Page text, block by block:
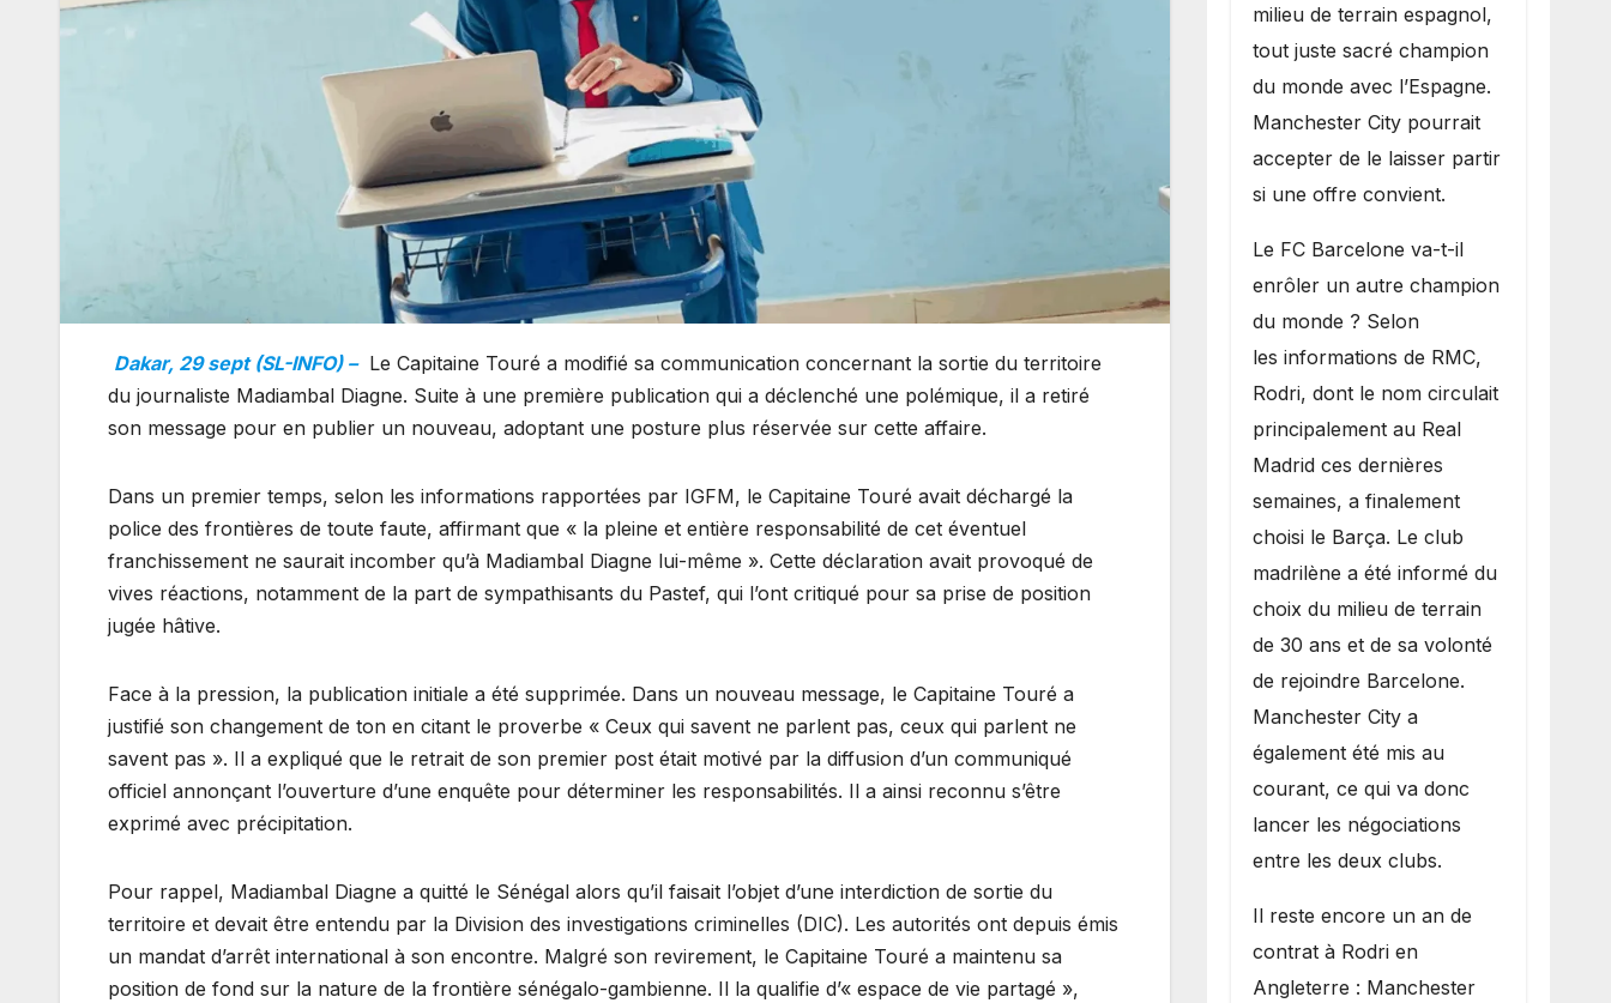
Dakar, 29 sept (SL-INFO) – Le Capitaine Touré a modifié sa communication concernant la sortie du territoire
du journaliste Madiambal Diagne. Suite à une première publication qui a déclenché une polémique, il a retiré
son message pour en publier un nouveau, adoptant une posture plus réservée sur cette affaire.
Dans un premier temps, selon les informations rapportées par IGFM, le Capitaine Touré avait déchargé la
police des frontières de toute faute, affirmant que « la pleine et entière responsabilité de cet éventuel
franchissement ne saurait incomber qu’à Madiambal Diagne lui-même ». Cette déclaration avait provoqué de
vives réactions, notamment de la part de sympathisants du Pastef, qui l’ont critiqué pour sa prise de position
jugée hâtive.
Face à la pression, la publication initiale a été supprimée. Dans un nouveau message, le Capitaine Touré a
justifié son changement de ton en citant le proverbe « Ceux qui savent ne parlent pas, ceux qui parlent ne
savent pas ». Il a expliqué que le retrait de son premier post était motivé par la diffusion d’un communiqué
officiel annonçant l’ouverture d’une enquête pour déterminer les responsabilités. Il a ainsi reconnu s’être
exprimé avec précipitation.
Pour rappel, Madiambal Diagne a quitté le Sénégal alors qu’il faisait l’objet d’une interdiction de sortie du
territoire et devait être entendu par la Division des investigations criminelles (DIC). Les autorités ont depuis émis
un mandat d’arrêt international à son encontre. Malgré son revirement, le Capitaine Touré a maintenu sa
position de fond sur la nature de la frontière sénégalo-gambienne. Il la qualifie d’« espace de vie partagé »,
milieu de terrain espagnol,
tout juste sacré champion
du monde avec l’Espagne.
Manchester City pourrait
accepter de le laisser partir
si une offre convient.
​Le FC Barcelone va-t-il
enrôler un autre champion
du monde ? Selon
les informations de RMC,
Rodri, dont le nom circulait
principalement au Real
Madrid ces dernières
semaines, a finalement
choisi le Barça. Le club
madrilène a été informé du
choix du milieu de terrain
de 30 ans et de sa volonté
de rejoindre Barcelone.
Manchester City a
également été mis au
courant, ce qui va donc
lancer les négociations
entre les deux clubs.
​Il reste encore un an de
contrat à Rodri en
Angleterre : Manchester